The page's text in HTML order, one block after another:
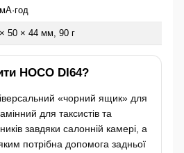
50 × 44 мм, 90 г
HOCO DI64?
«чорний ящик» для
для таксистів та
завдяки салонній камері, а
потрібна допомога задньої